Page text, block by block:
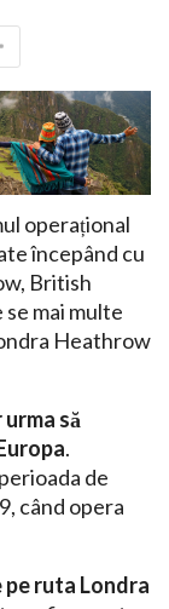
operațional
începând cu
British
mai multe
Heathrow
să
.
de
când opera
pe ruta Londra